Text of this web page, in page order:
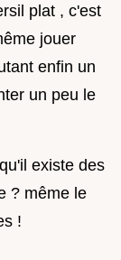
plat , c'est
jouer
enfin un
un peu le
existe des
? même le
!